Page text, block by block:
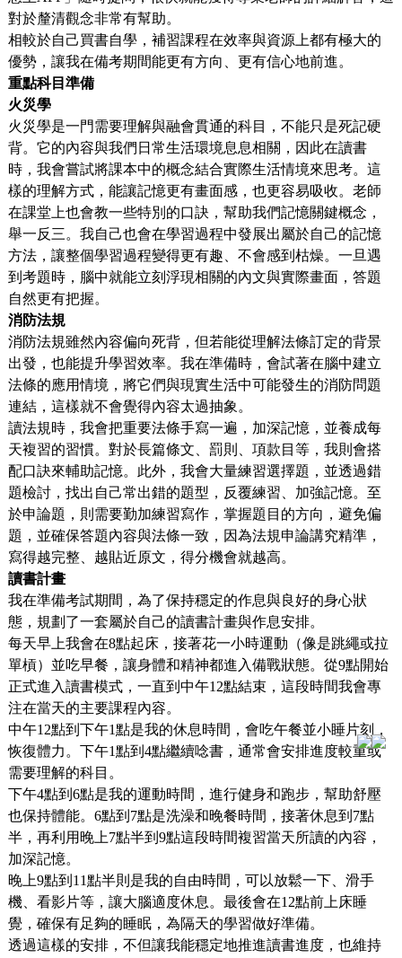
對於釐清觀念非常有幫助。
相較於自己買書自學，補習課程在效率與資源上都有極大的
優勢，讓我在備考期間能更有方向、更有信心地前進。
重點科目準備
火災學
火災學是一門需要理解與融會貫通的科目，不能只是死記硬
背。它的內容與我們日常生活環境息息相關，因此在讀書
時，我會嘗試將課本中的概念結合實際生活情境來思考。這
樣的理解方式，能讓記憶更有畫面感，也更容易吸收。老師
在課堂上也會教一些特別的口訣，幫助我們記憶關鍵概念，
舉一反三。我自己也會在學習過程中發展出屬於自己的記憶
方法，讓整個學習過程變得更有趣、不會感到枯燥。一旦遇
到考題時，腦中就能立刻浮現相關的內文與實際畫面，答題
自然更有把握。
消防法規
消防法規雖然內容偏向死背，但若能從理解法條訂定的背景
出發，也能提升學習效率。我在準備時，會試著在腦中建立
法條的應用情境，將它們與現實生活中可能發生的消防問題
連結，這樣就不會覺得內容太過抽象。
讀法規時，我會把重要法條手寫一遍，加深記憶，並養成每
天複習的習慣。對於長篇條文、罰則、項款目等，我則會搭
配口訣來輔助記憶。此外，我會大量練習選擇題，並透過錯
題檢討，找出自己常出錯的題型，反覆練習、加強記憶。至
於申論題，則需要勤加練習寫作，掌握題目的方向，避免偏
題，並確保答題內容與法條一致，因為法規申論講究精準，
寫得越完整、越貼近原文，得分機會就越高。
讀書計畫
我在準備考試期間，為了保持穩定的作息與良好的身心狀
態，規劃了一套屬於自己的讀書計畫與作息安排。
每天早上我會在8點起床，接著花一小時運動（像是跳繩或拉
單槓）並吃早餐，讓身體和精神都進入備戰狀態。從9點開始
正式進入讀書模式，一直到中午12點結束，這段時間我會專
注在當天的主要課程內容。
中午12點到下午1點是我的休息時間，會吃午餐並小睡片刻，
恢復體力。下午1點到4點繼續唸書，通常會安排進度較重或
需要理解的科目。
下午4點到6點是我的運動時間，進行健身和跑步，幫助舒壓
也保持體能。6點到7點是洗澡和晚餐時間，接著休息到7點
半，再利用晚上7點半到9點這段時間複習當天所讀的內容，
加深記憶。
晚上9點到11點半則是我的自由時間，可以放鬆一下、滑手
機、看影片等，讓大腦適度休息。最後會在12點前上床睡
覺，確保有足夠的睡眠，為隔天的學習做好準備。
透過這樣的安排，不但讓我能穩定地推進讀書進度，也維持